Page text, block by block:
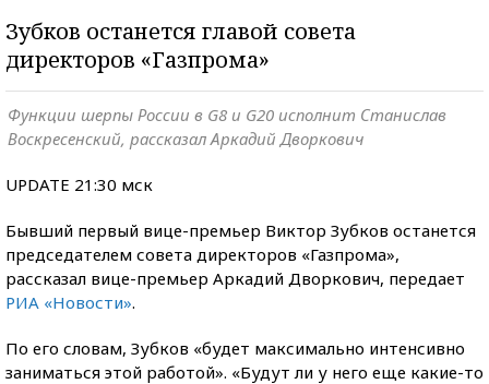
Зубков останется главой совета
директоров «Газпрома»
Функции шерпы России в G8 и G20 исполнит Станислав
Воскресенский, рассказал Аркадий Дворкович
UPDATE 21:30 мск
Бывший первый вице-премьер Виктор Зубков останется
председателем совета директоров «Газпрома»,
рассказал вице-премьер Аркадий Дворкович, передает
РИА «Новости».
По его словам, Зубков «будет максимально интенсивно
заниматься этой работой». «Будут ли у него еще какие-то